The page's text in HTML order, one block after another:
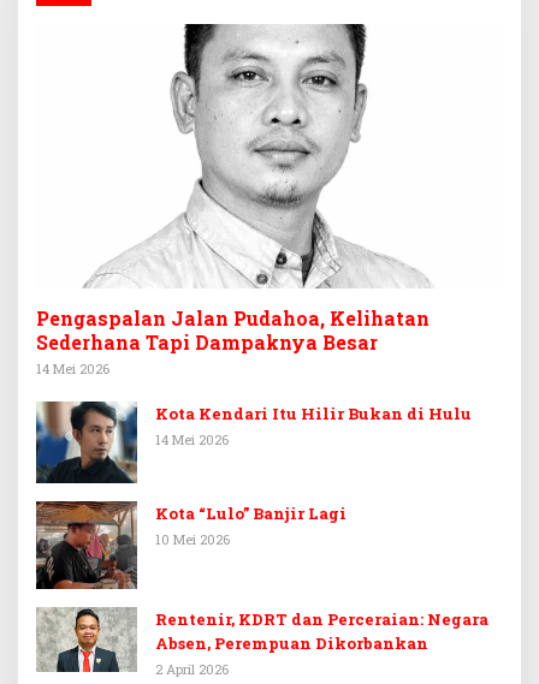
Pengaspalan Jalan Pudahoa, Kelihatan
Sederhana Tapi Dampaknya Besar
14 Mei 2026
Kota Kendari Itu Hilir Bukan di Hulu
14 Mei 2026
Kota “Lulo” Banjir Lagi
10 Mei 2026
Rentenir, KDRT dan Perceraian: Negara
Absen, Perempuan Dikorbankan
2 April 2026